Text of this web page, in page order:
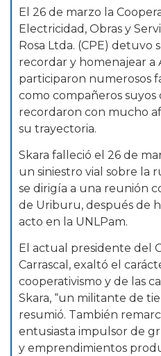
El 26 de marzo la
Electricidad, Obras y
Rosa Ltda. (CPE) detuvo
recordar y homenajear a
participaron numerosos
como compañeros suyos
recordaron con mucho
su trayectoria.
Skara falleció el 26 de
un siniestro vial sobre la
se dirigía a una reunión
de Uriburu, después de
acto en la UNLPam.
El actual presidente del
Carrascal, exaltó el
cooperativismo y de las
Skara, “un militante de
resumió. También
entusiasta impulsor de
y emprendimientos